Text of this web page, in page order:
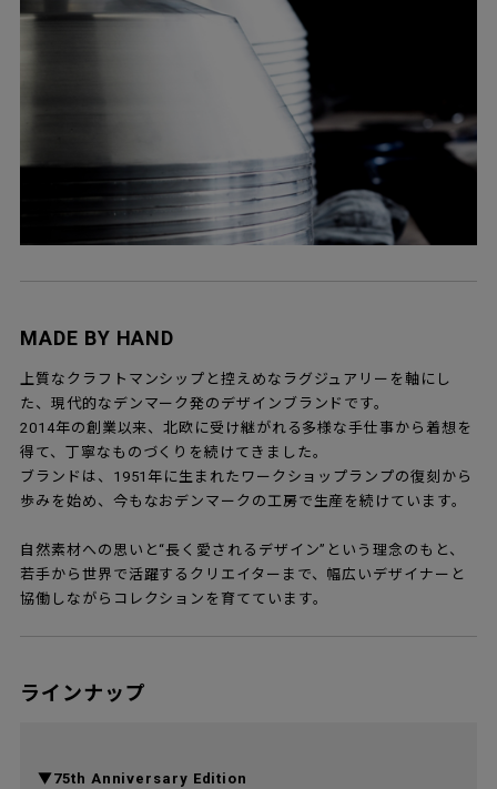
MADE BY HAND
上質なクラフトマンシップと控えめなラグジュアリーを軸にし
た、現代的なデンマーク発のデザインブランドです。
2014年の創業以来、北欧に受け継がれる多様な手仕事から着想を
得て、丁寧なものづくりを続けてきました。
ブランドは、1951年に生まれたワークショップランプの復刻から
歩みを始め、今もなおデンマークの工房で生産を続けています。
自然素材への思いと“長く愛されるデザイン”という理念のもと、
若手から世界で活躍するクリエイターまで、幅広いデザイナーと
協働しながらコレクションを育てています。
ラインナップ
▼75th Anniversary Edition